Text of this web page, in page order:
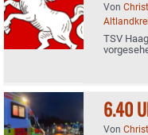
Von
TSV
6.40
Von